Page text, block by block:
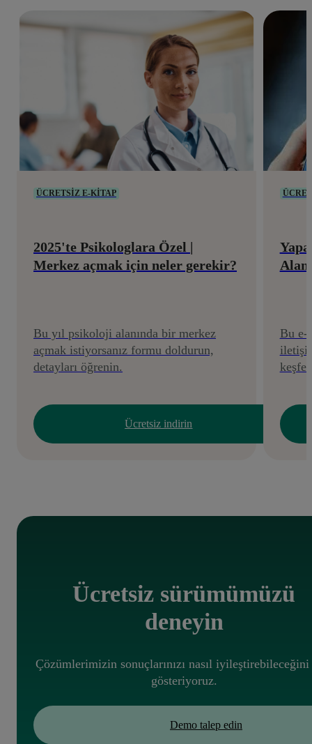
ÜCRETSİZ E-KİTAP
2025'te Psikologlara Özel |
Merkez açmak için neler gerekir?
Bu yıl psikoloji alanında bir merkez
açmak istiyorsanız formu doldurun,
detayları öğrenin.
Ücretsiz indirin
Bu
Ücretsiz sürümümüzü
deneyin
Çözümlerimizin sonuçlarınızı nasıl iyileştirebileceğini
gösteriyoruz.
Demo talep edin